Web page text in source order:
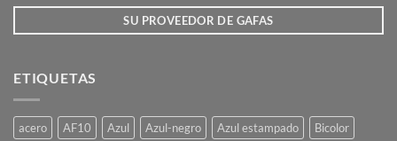
producto
SU PROVEEDOR DE GAFAS
ETIQUETAS
acero AF10 Azul Azul-negro Azul estampado
Bicolor